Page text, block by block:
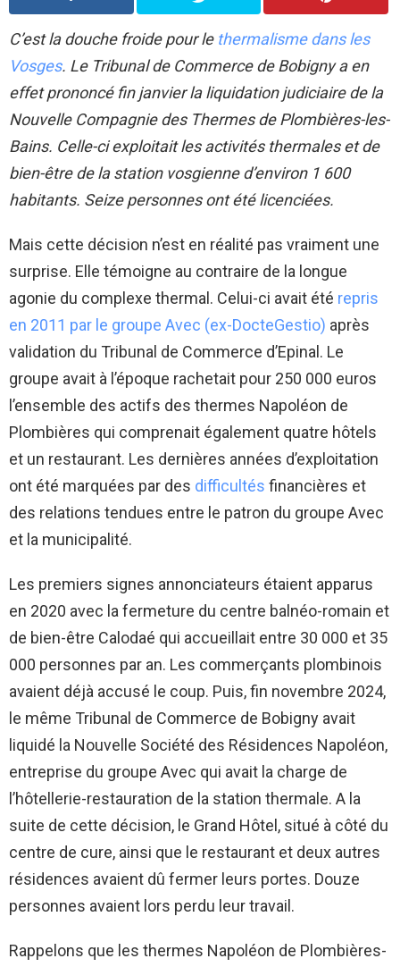
C’est la douche froide pour le thermalisme dans les
Vosges. Le Tribunal de Commerce de Bobigny a en
effet prononcé fin janvier la liquidation judiciaire de la
Nouvelle Compagnie des Thermes de Plombières-les-
Bains. Celle-ci exploitait les activités thermales et de
bien-être de la station vosgienne d’environ 1 600
habitants. Seize personnes ont été licenciées.
Mais cette décision n’est en réalité pas vraiment une
surprise. Elle témoigne au contraire de la longue
agonie du complexe thermal. Celui-ci avait été repris
en 2011 par le groupe Avec (ex-DocteGestio) après
validation du Tribunal de Commerce d’Epinal. Le
groupe avait à l’époque rachetait pour 250 000 euros
l’ensemble des actifs des thermes Napoléon de
Plombières qui comprenait également quatre hôtels
et un restaurant. Les dernières années d’exploitation
ont été marquées par des difficultés financières et
des relations tendues entre le patron du groupe Avec
et la municipalité.
Les premiers signes annonciateurs étaient apparus
en 2020 avec la fermeture du centre balnéo-romain et
de bien-être Calodaé qui accueillait entre 30 000 et 35
000 personnes par an. Les commerçants plombinois
avaient déjà accusé le coup. Puis, fin novembre 2024,
le même Tribunal de Commerce de Bobigny avait
liquidé la Nouvelle Société des Résidences Napoléon,
entreprise du groupe Avec qui avait la charge de
l’hôtellerie-restauration de la station thermale. A la
suite de cette décision, le Grand Hôtel, situé à côté du
centre de cure, ainsi que le restaurant et deux autres
résidences avaient dû fermer leurs portes. Douze
personnes avaient lors perdu leur travail.
Rappelons que les thermes Napoléon de Plombières-